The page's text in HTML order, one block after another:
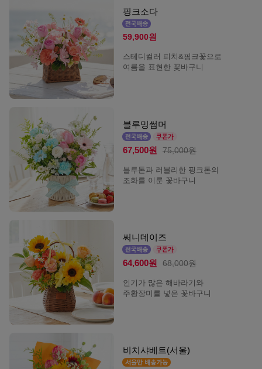
핑크소다
59,900원
스테디컬러 피치&핑크꽃으로
여름을 표현한 꽃바구니
블루밍썸머
67,500원 75,000원
블루톤과 러블리한 핑크톤의
조화를 이룬 꽃바구니
써니데이즈
64,600원 68,000원
인기가 많은 해바라기와
주황장미를 넣은 꽃바구니
비치샤베트(서울)